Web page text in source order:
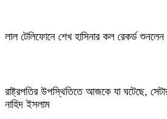
লাল টেলিফোনে শেখ হাসিনার কল রেকর্ড শুনলেন
রাষ্ট্রপতির উপস্থিতিতে আজকে যা ঘটেছে,
নাহিদ ইসলাম